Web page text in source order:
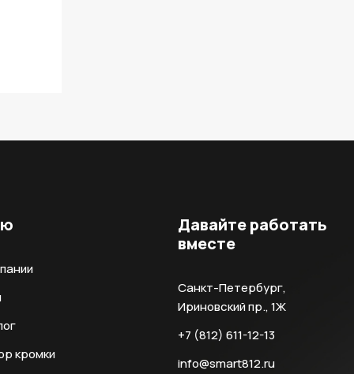
кромки
Давайте работать
вместе
Санкт-Петербург,
Ириновский пр., 1Ж
+7 (812) 611-12-13
info@smart812.ru